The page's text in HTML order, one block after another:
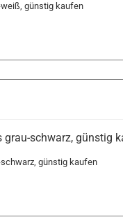
günstig kaufen
grau-schwarz, günstig
günstig kaufen